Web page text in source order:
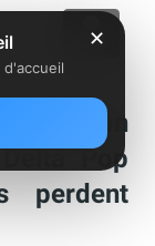
Pop
perdent
✕